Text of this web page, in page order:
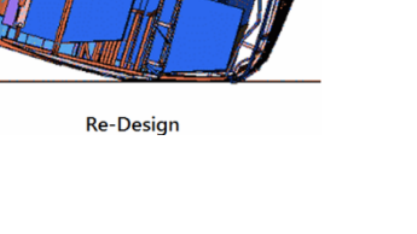
以建築物CFD風場模擬分析進行植栽選
用｜AcuSolve
大型自動倉儲設備之結構強度分析｜
廢氣洗滌塔水滴分析｜AcuSolve x
協助 Cleveland Golf 打造次世代
HiBore XL 一號木丨HyperWorks
天線方向圖近場與遠場轉換方法｜
成功案例｜Altair Unlimited 整合平